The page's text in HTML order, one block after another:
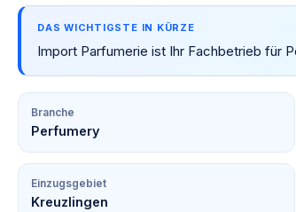
DAS WICHTIGSTE IN KÜRZE
Import Parfumerie ist Ihr Fachbetrieb für
Branche
Perfumery
Einzugsgebiet
Kreuzlingen